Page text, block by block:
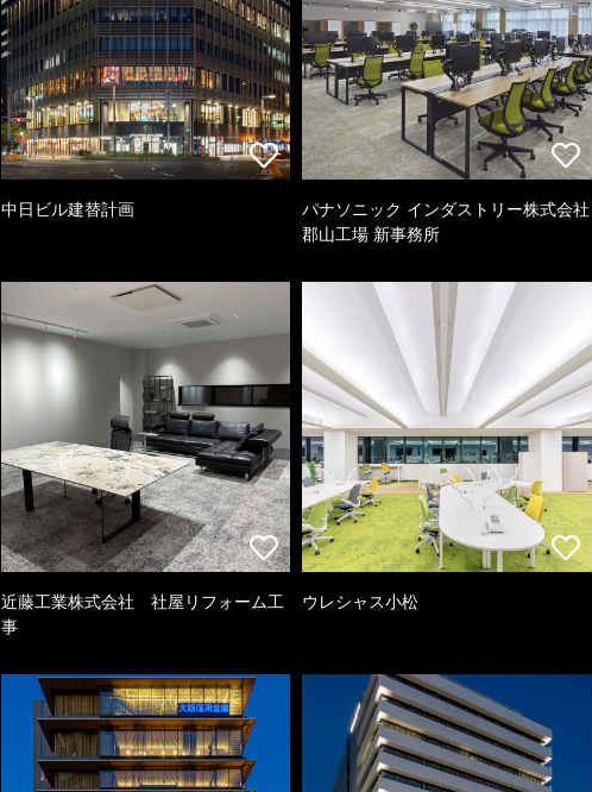
中日ビル建替計画
パナソニック インダストリー株式会社
郡山工場 新事務所
近藤工業株式会社 社屋リフォーム工
事
ウレシャス小松